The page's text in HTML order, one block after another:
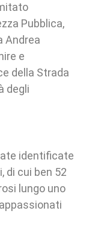
Pubblica,
Andrea
e
della Strada
degli
identificate
di cui ben 52
lungo uno